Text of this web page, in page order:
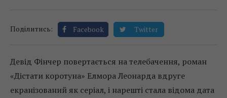
Поділитись: Facebook Twitter
Девід Фінчер повертається на телебачення, роман
«Дістати коротуна» Елмора Леонарда вдруге
екранізований як серіал, і нарешті стала відома дата